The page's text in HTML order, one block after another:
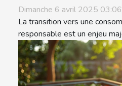
Dimanche 6 avril 2025 03:06
La transition vers une
responsable est un enjeu